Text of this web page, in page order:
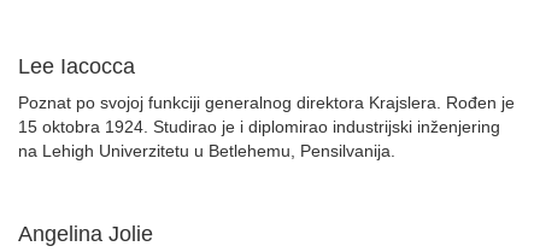
Lee Iacocca
Poznat po svojoj funkciji generalnog direktora Krajslera. Rođen je
15 oktobra 1924. Studirao je i diplomirao industrijski inženjering
na Lehigh Univerzitetu u Betlehemu, Pensilvanija.
Angelina Jolie